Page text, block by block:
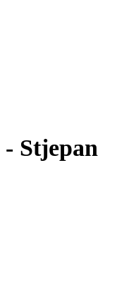
Stjepan